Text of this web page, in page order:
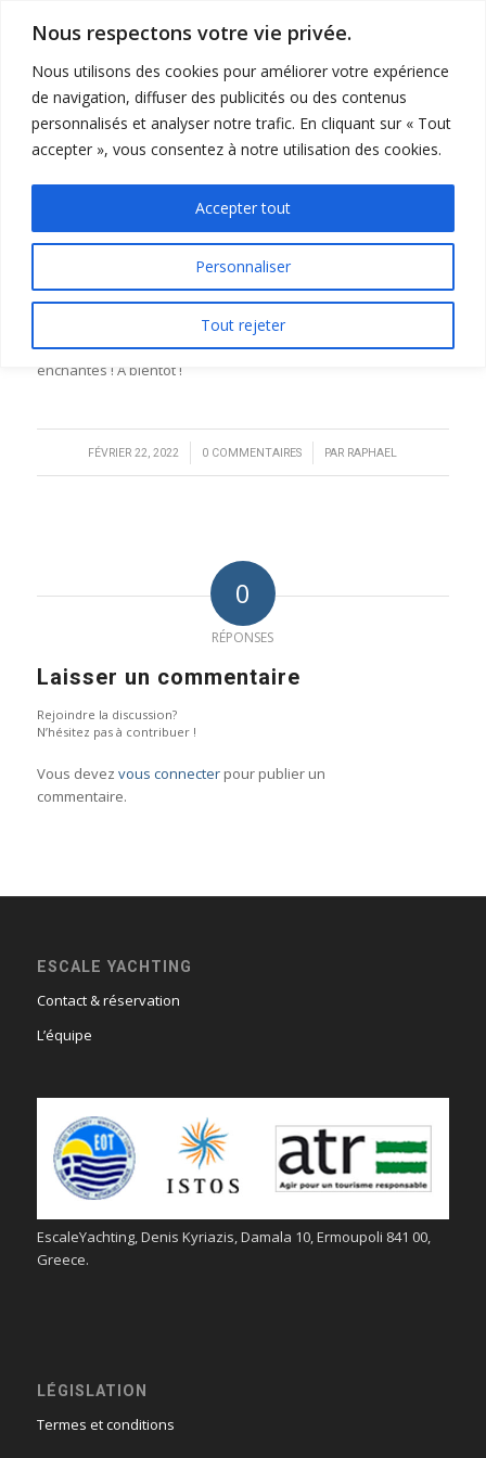
Nous respectons votre vie privée.
Nous utilisons des cookies pour améliorer votre expérience
de navigation, diffuser des publicités ou des contenus
personnalisés et analyser notre trafic. En cliquant sur « Tout
accepter », vous consentez à notre utilisation des cookies.
Personnaliser
Tout rejeter
Accepter tout
JESSICA
Magnifique expérience avec Denis et Suzana. Un voyage « sur
mesure » loin des sentiers battus. Merci pour vos explications,
votre flexibilité et votre chaleureux accueil. Vous avez adapté
la croisière selon nos attentes (mouillage, itinéraire). Nous
avons vécu une croisière « chez l’habitant » et repartons
enchantés ! A bientôt !
FÉVRIER 22, 2022
/ 0 COMMENTAIRES
/ PAR RAPHAEL
0
RÉPONSES
Laisser un commentaire
Rejoindre la discussion?
N’hésitez pas à contribuer !
Vous devez vous connecterpour publier un
commentaire.
ESCALE YACHTING
Contact & réservation
L’équipe
EscaleYachting, Denis Kyriazis, Damala 10, Ermoupoli 841 00,
Greece.
LÉGISLATION
Termes et conditions